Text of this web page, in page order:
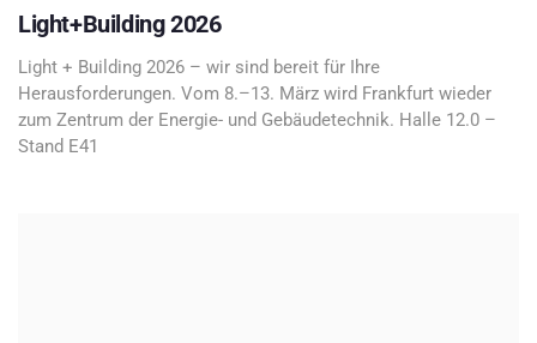
Light+Building 2026
Light + Building 2026 – wir sind bereit für Ihre
Herausforderungen. Vom 8.–13. März wird Frankfurt wieder
zum Zentrum der Energie- und Gebäudetechnik. Halle 12.0 –
Stand E41